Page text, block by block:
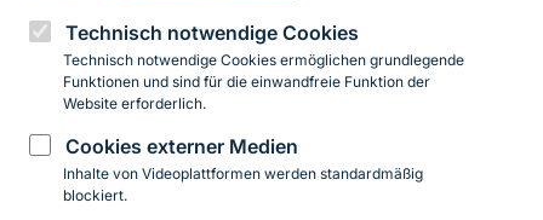
Technisch notwendige Cookies
Technisch notwendige Cookies ermöglichen grundlegende
Funktionen und sind für die einwandfreie Funktion der
Website erforderlich.
Cookies externer Medien
Inhalte von Videoplattformen werden standardmäßig
blockiert.
Impressum
Datenschutz
InstagramFacebookYouTubeLinkedIn